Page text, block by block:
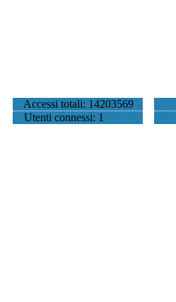
Accessi totali: 14203569
Utenti connessi: 1